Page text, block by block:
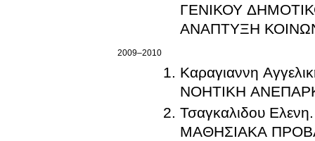
ΓΕΝΙΚΟΥ
ΑΝΑΠΤΥΞΗ
2009–2010
Καραγιαννη
ΝΟΗΤΙΚΗ
Τσαγκαλιδου
ΜΑΘΗΣΙΑΚΑ